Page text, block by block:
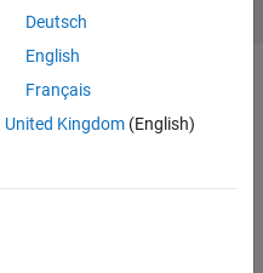
Deutsch
English
Français
United Kingdom(English)